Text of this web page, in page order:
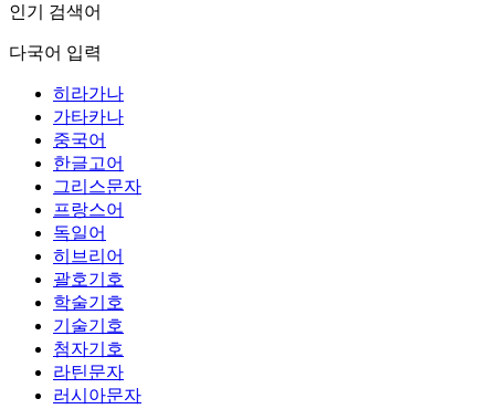
인기 검색어
다국어 입력
히라가나
가타카나
중국어
한글고어
그리스문자
프랑스어
독일어
히브리어
괄호기호
학술기호
기술기호
첨자기호
라틴문자
러시아문자